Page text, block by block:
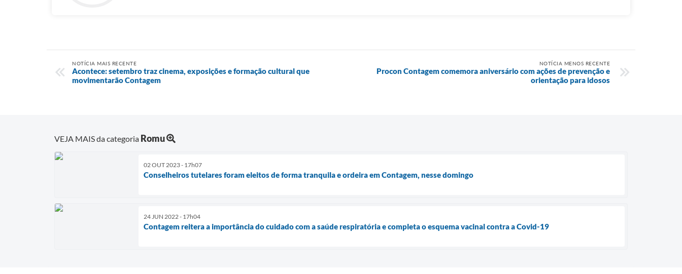
NOTÍCIA MAIS RECENTE
Acontece: setembro traz cinema, exposições e formação cultural que
movimentarão Contagem
NOTÍCIA MENOS RECENTE
Procon Contagem comemora aniversário com ações de prevenção e
orientação para idosos
VEJA MAIS da categoria Romu
02 OUT 2023 - 17h07
Conselheiros tutelares foram eleitos de forma tranquila e ordeira em Contagem, nesse domingo
24 JUN 2022 - 17h04
Contagem reitera a importância do cuidado com a saúde respiratória e completa o esquema vacinal contra a Covid-19